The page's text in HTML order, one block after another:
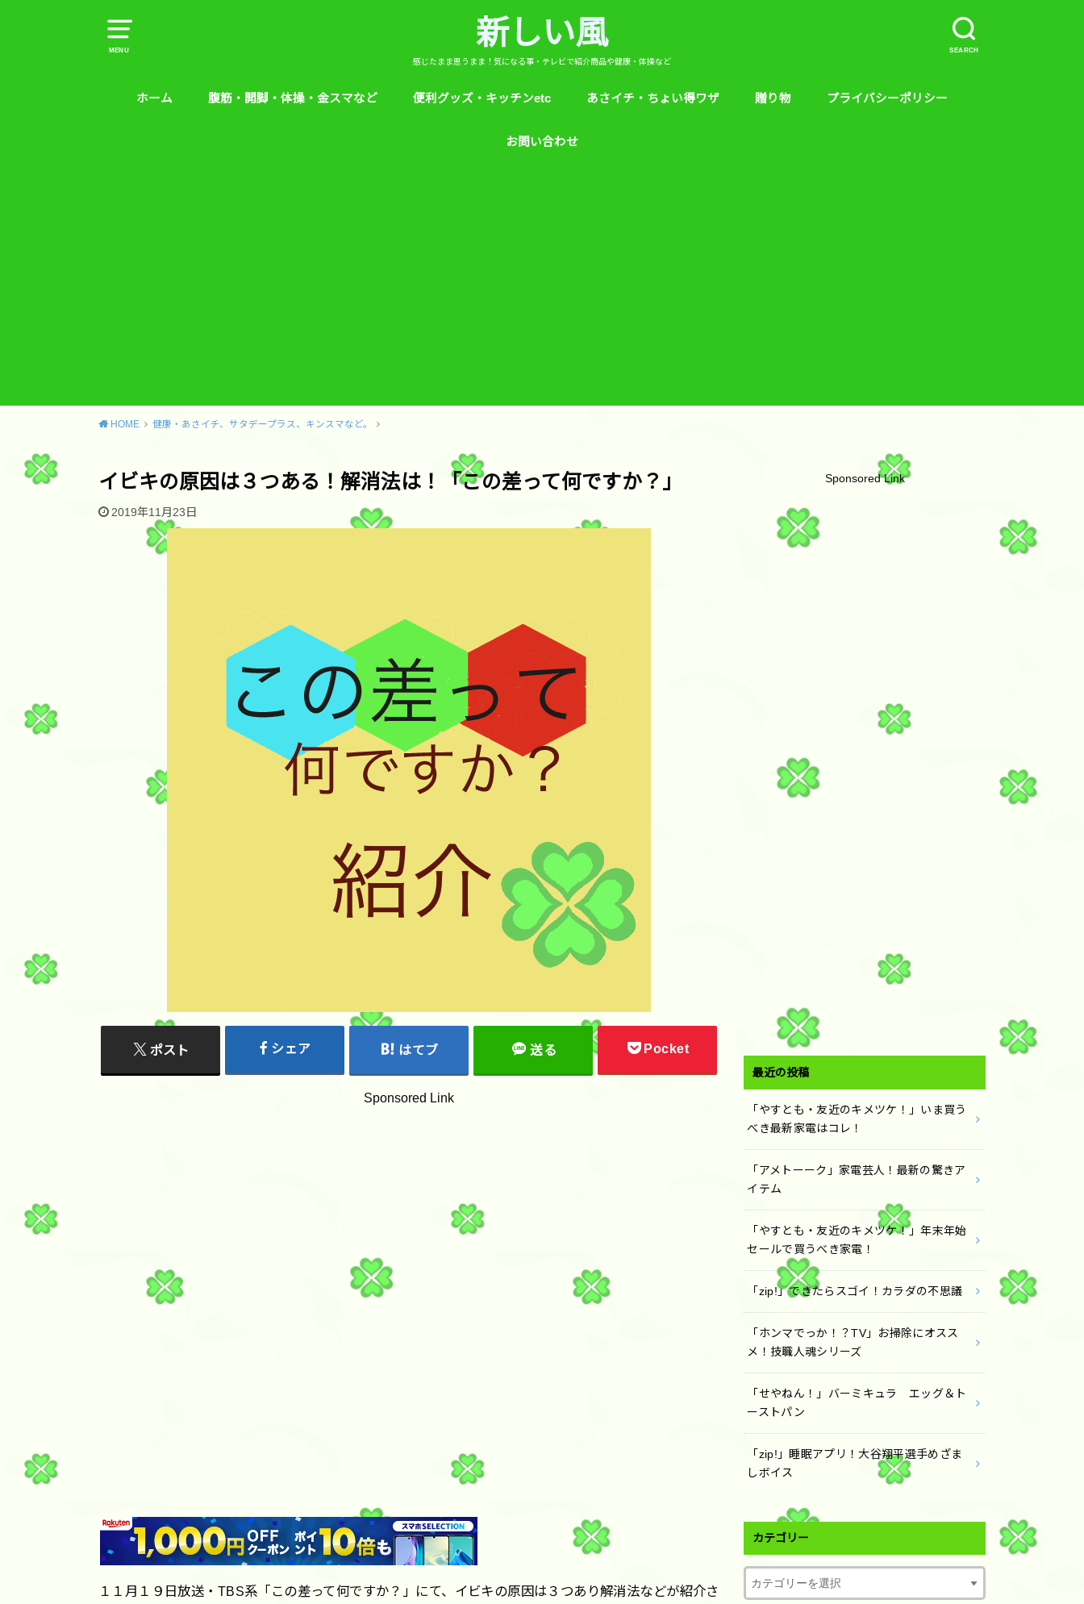
MENU SEARCH
新しい風
感じたまま思うまま！気になる事・テレビで紹介商品や健康・体操など
ホーム 腹筋・開脚・体操・金スマなど 便利グッズ・キッチンetc
芸能人！愛用品・お気に入り
ヒルナンデス！紹介
めざましテレビ紹介
あさイチ・ちょい得ワザ 贈り物 プライバシーポリシー
お問い合わせ
HOME 健康・あさイチ、サタデープラス、キンスマなど。
イビキの原因は３つある！解消法は！「この差って何ですか？」
2019年11月23日
ポスト シェア はてブ 送る Pocket
Sponsored Link
１１月１９日放送・TBS系「この差って何ですか？」にて、イビキの原因は３つあり解消法などが紹介さ
Sponsored Link
最近の投稿
「やすとも・友近のキメツケ！」いま買う
べき最新家電はコレ！
「アメトーーク」家電芸人！最新の驚きア
イテム
「やすとも・友近のキメツケ！」年末年始
セールで買うべき家電！
「zip!」できたらスゴイ！カラダの不思議
「ホンマでっか！？TV」お掃除にオスス
メ！技職人魂シリーズ
「せやねん！」バーミキュラ エッグ＆ト
ーストパン
「zip!」睡眠アプリ！大谷翔平選手めざま
しボイス
カテゴリー